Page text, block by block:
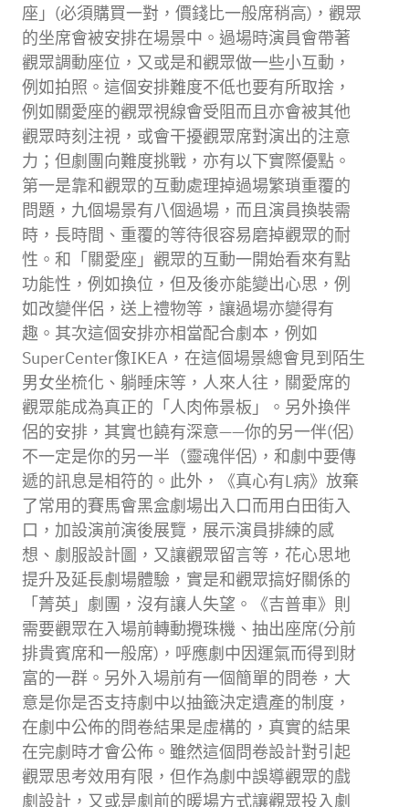
座」(必須購買一對，價錢比一般席稍高)，觀眾
的坐席會被安排在場景中。過場時演員會帶著
觀眾調動座位，又或是和觀眾做一些小互動，
例如拍照。這個安排難度不低也要有所取捨，
例如關愛座的觀眾視線會受阻而且亦會被其他
觀眾時刻注視，或會干擾觀眾席對演出的注意
力；但劇團向難度挑戰，亦有以下實際優點。
第一是靠和觀眾的互動處理掉過場繁瑣重覆的
問題，九個場景有八個過場，而且演員換裝需
時，長時間、重覆的等待很容易磨掉觀眾的耐
性。和「關愛座」觀眾的互動一開始看來有點
功能性，例如換位，但及後亦能變出心思，例
如改變伴侶，送上禮物等，讓過場亦變得有
趣。其次這個安排亦相當配合劇本，例如
SuperCenter像IKEA，在這個場景總會見到陌生
男女坐梳化、躺睡床等，人來人往，關愛席的
觀眾能成為真正的「人肉佈景板」。另外換伴
侶的安排，其實也饒有深意——你的另一伴(侶)
不一定是你的另一半（靈魂伴侶)，和劇中要傳
遞的訊息是相符的。此外，《真心有L病》放棄
了常用的賽馬會黑盒劇場出入口而用白田街入
口，加設演前演後展覽，展示演員排練的感
想、劇服設計圖，又讓觀眾留言等，花心思地
提升及延長劇場體驗，實是和觀眾搞好關係的
「菁英」劇團，沒有讓人失望。《吉普車》則
需要觀眾在入場前轉動攪珠機、抽出座席(分前
排貴賓席和一般席)，呼應劇中因運氣而得到財
富的一群。另外入場前有一個簡單的問卷，大
意是你是否支持劇中以抽籤決定遺產的制度，
在劇中公佈的問卷結果是虛構的，真實的結果
在完劇時才會公佈。雖然這個問卷設計對引起
觀眾思考效用有限，但作為劇中誤導觀眾的戲
劇設計，又或是劇前的暖場方式讓觀眾投入劇